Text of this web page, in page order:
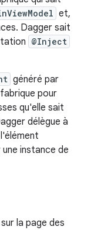
et,
Dagger sait
@Inject
généré par
pour
qu'elle sait
délègue à
instance de
la page des